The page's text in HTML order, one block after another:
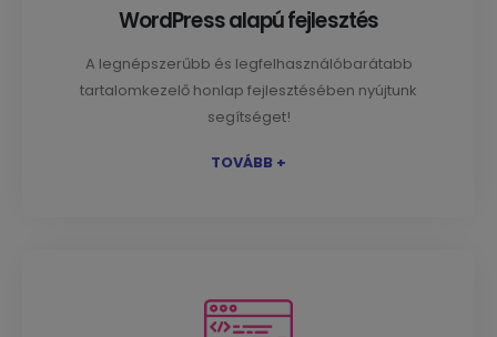
TOVÁBB +
WordPress alapú fejlesztés
A legnépszerűbb és legfelhasználóbarátabb
tartalomkezelő honlap fejlesztésében nyújtunk
segítséget!